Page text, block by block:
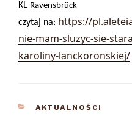
KL Ravensbrück
czytaj na: https://
nie-mam-sluzyc-sie-
karoliny-lanckoronskiej/
KATEGORIE
AKTUALNOŚCI